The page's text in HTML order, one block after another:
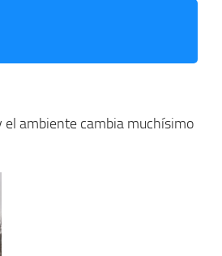
el ambiente cambia muchísimo